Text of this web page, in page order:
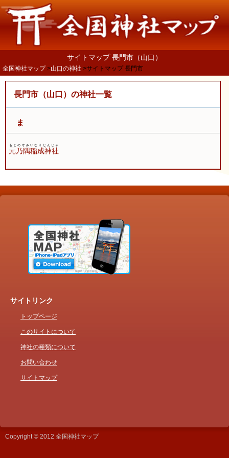
サイトマップ 長門市（山口）
全国神社マップ 山口の神社 サイトマップ 長門市
長門市（山口）の神社一覧
ま
元乃隅稲成神社
もとのすみいなりじんじゃ
サイトリンク
トップページ
このサイトについて
神社の種類について
お問い合わせ
サイトマップ
Copyright © 2012 全国神社マップ